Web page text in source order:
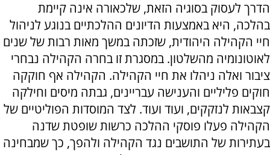
הדרך לעסוק בסוגיה הזאת, שלכאורה אינה קיימת
בהלכה, היא באמצעות הדיונים ההלכתיים בנוגע לניהול
חיי הקהילה היהודית, שזכתה במשך מאות רבות של שנים
לאוטונומיה מהשלטון. במסגרת זו בחרה הקהילה נבחרי
ציבור ואלה ניהלו את חיי הקהילה. הקהילה אף חוקקה
חוקים פליליים והענישה עבריינים, גבתה מיסים וחילקה
קצבאות לנזקקים, ועוד ועוד. לצד המוסדות הפוליטיים של
הקהילה פעלו פוסקי ההלכה כרשות שופטת שדנה
בעתירות של התושבים נגד הקהילה ולהפך, כך שמבחינה